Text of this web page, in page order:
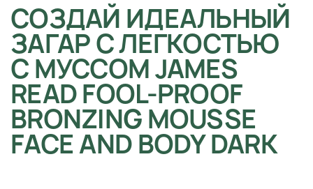
СОЗДАЙ ИДЕАЛЬНЫЙ
ЗАГАР С ЛЕГКОСТЬЮ
С МУССОМ JAMES
READ FOOL-PROOF
BRONZING MOUSSE
FACE AND BODY DARK